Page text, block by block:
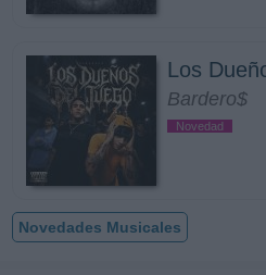
Los
Bardero$
Novedad
Novedades Musicales